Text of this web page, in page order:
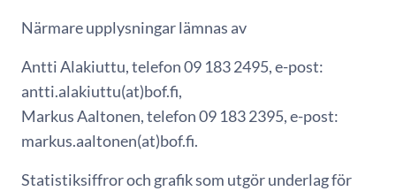
Närmare upplysningar lämnas av
Antti Alakiuttu, telefon 09 183 2495, e-post:
antti.alakiuttu(at)bof.fi,
Markus Aaltonen, telefon 09 183 2395, e-post:
markus.aaltonen(at)bof.fi.
Statistiksiffror och grafik som utgör underlag för